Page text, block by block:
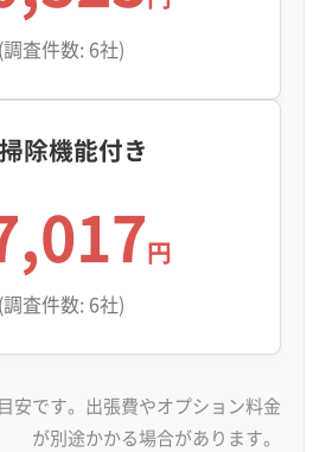
(調査件数: 6社)
除機能付き
円
(調査件数: 6社)
安です。出張費やオプション料金
が別途かかる場合があります。